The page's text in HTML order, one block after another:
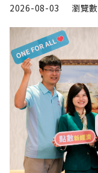
2026-08-03
瀏覽數